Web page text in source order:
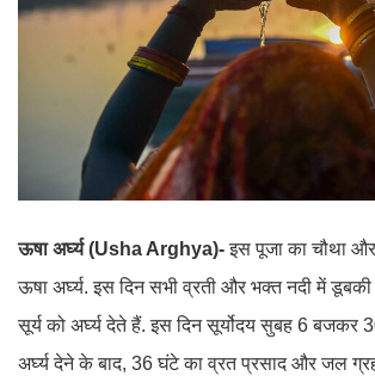
ऊषा अर्घ्य (Usha Arghya)-इस पूजा का चौथा
ऊषा अर्घ्य. इस दिन सभी व्रती और भक्त नदी में
सूर्य को अर्घ्य देते हैं. इस दिन सूर्योदय सुबह 6 बजकर
अर्घ्य देने के बाद, 36 घंटे का व्रत प्रसाद और जल